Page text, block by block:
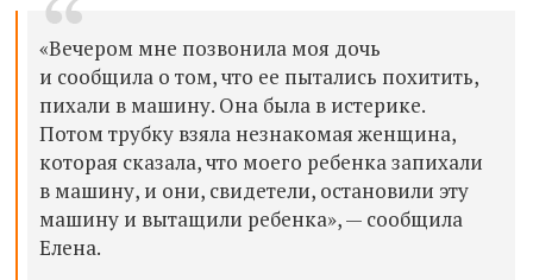
«Вечером мне позвонила моя дочь
и сообщила о том, что ее пытались похитить,
пихали в машину. Она была в истерике.
Потом трубку взяла незнакомая женщина,
которая сказала, что моего ребенка запихали
в машину, и они, свидетели, остановили эту
машину и вытащили ребенка», — сообщила
Елена.